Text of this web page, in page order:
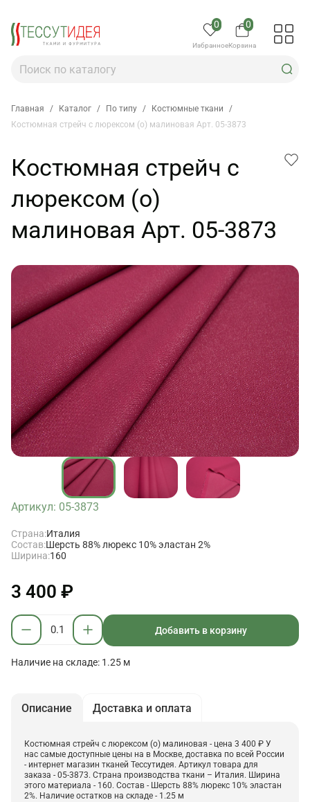
0
Избранное
0
Корзина
Главная / Каталог / По типу / Костюмные ткани
/
Костюмная стрейч с люрексом (о) малиновая Арт. 05-3873
Костюмная стрейч с
люрексом (о)
малиновая Арт. 05-3873
Артикул: 05-3873
Страна:Италия
Состав:Шерсть 88% люрекс 10% эластан 2%
Ширина:160
3 400 ₽
Добавить в корзину
Наличие на складе: 1.25 м
Описание Доставка и оплата
Костюмная стрейч с люрексом (о) малиновая - цена 3 400 ₽ У
нас самые доступные цены на в Москве, доставка по всей России
- интернет магазин тканей Тессутидея. Артикул товара для
заказа - 05-3873. Страна производства ткани – Италия. Ширина
этого материала - 160. Состав - Шерсть 88% люрекс 10% эластан
2%. Наличие остатков на складе - 1.25 м